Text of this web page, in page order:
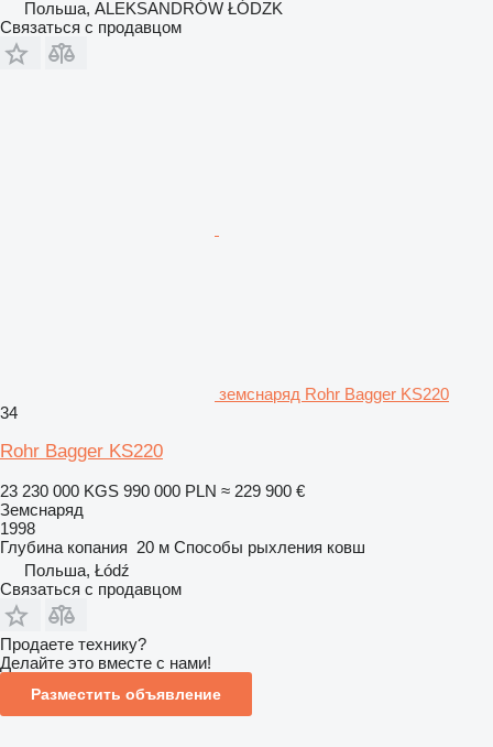
Польша, ALEKSANDRÓW ŁÓDZK
Связаться с продавцом
земснаряд Rohr Bagger KS220
34
Rohr Bagger KS220
23 230 000 KGS 990 000 PLN ≈ 229 900 €
Земснаряд
1998
Глубина копания 20 м Способы рыхления ковш
Польша, Łódź
Связаться с продавцом
Продаете технику?
Делайте это вместе с нами!
Разместить объявление